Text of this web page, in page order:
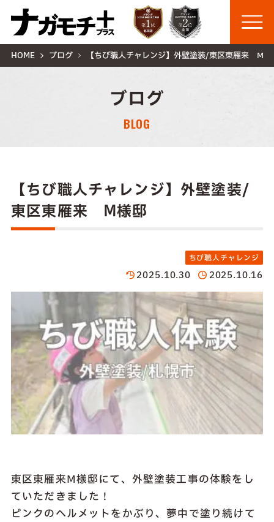
HOME ブログ 【ちび職人チャレンジ】外壁塗装/東区東雁来 Ⅿ様
ブログ
BLOG
【ちび職人チャレンジ】外壁塗装/
東区東雁来 Ⅿ様邸
ちび職人チャレンジ
2025.10.30 2025.10.16
東区東雁来Ⅿ様邸にて、外壁塗装工事の体験をし
ていただきました！
ピンクのヘルメットをかぶり、夢中で塗り続けて